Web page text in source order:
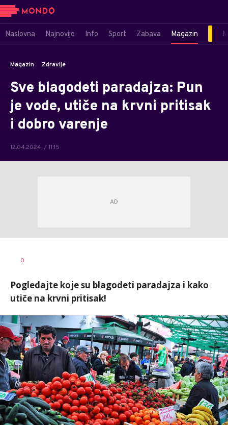
Naslovna Najnovije Info Sport Zabava Magazin
Magazin Zdravlje
Sve blagodeti paradajza: Pun
je vode, utiče na krvni pritisak
i dobro varenje
12.04.2024. / 11:15
AUTOR
0
Pogledajte koje su blagodeti paradajza i kako
utiče na krvni pritisak!